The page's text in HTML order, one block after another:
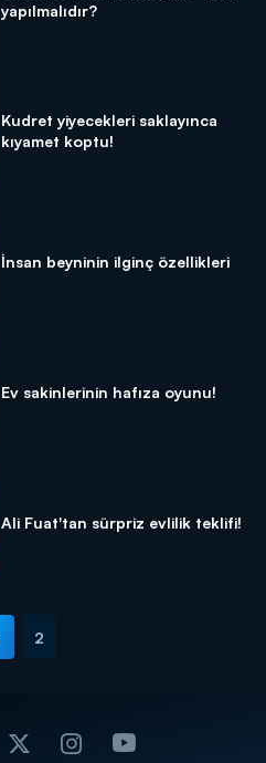
yapılmalıdır?
Kudret yiyecekleri saklayınca
kıyamet koptu!
İnsan beyninin ilginç özellikleri
Ev sakinlerinin hafıza oyunu!
Ali Fuat'tan sürpriz evlilik teklifi!
2